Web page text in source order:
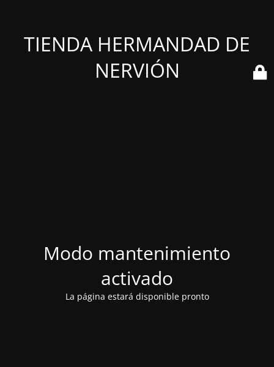
TIENDA HERMANDAD DE
NERVIÓN
Modo mantenimiento
activado
La página estará disponible pronto